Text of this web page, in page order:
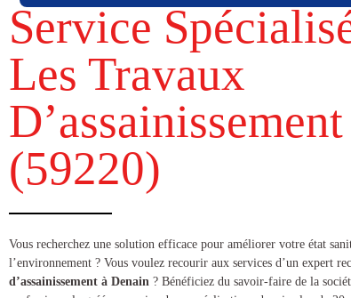
Service
Les Travaux
(59220​)
​​Vous recherchez une solution efficace pour améliorer votre état
l’environnement ? Vous voulez recourir aux services d’un expert
d’assainissement à Denain ? Bénéficiez du savoir-faire de la